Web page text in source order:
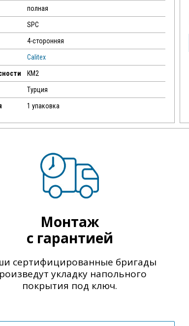
полная
SPC
4-сторонняя
Calitex
КМ2
Турция
1 упаковка
Монтаж
с гарантией
сертифицированные бригады
укладку напольного
покрытия под ключ.